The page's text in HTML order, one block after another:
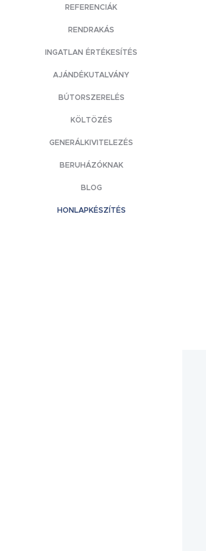
REFERENCIÁK
RENDRAKÁS
INGATLAN ÉRTÉKESÍTÉS
AJÁNDÉKUTALVÁNY
BÚTORSZERELÉS
KÖLTÖZÉS
GENERÁLKIVITELEZÉS
BERUHÁZÓKNAK
BLOG
HONLAPKÉSZÍTÉS